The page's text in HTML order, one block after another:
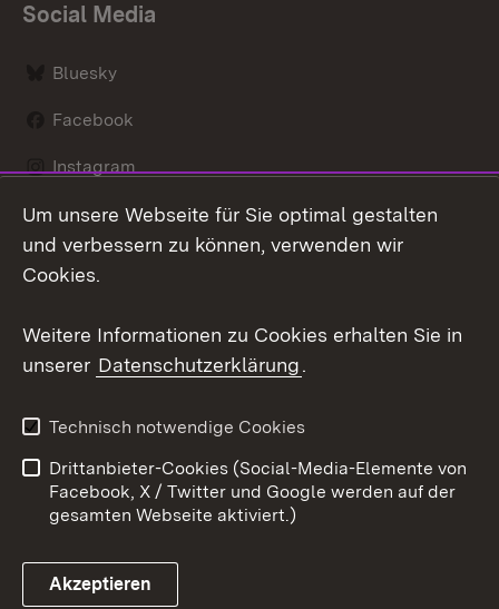
Social Media
Bluesky
Facebook
Instagram
LinkedIn
Link zum Landesportal
Datenschutz
Barrierefreiheit
Impressum
Cookies
Um unsere Webseite für Sie optimal gestalten
und verbessern zu können, verwenden wir
Cookies.
Weitere Informationen zu Cookies erhalten Sie in
unserer Datenschutzerklärung.
Technisch notwendige Cookies
Drittanbieter-Cookies (Social-Media-Elemente von
Facebook, X / Twitter und Google werden auf der
gesamten Webseite aktiviert.)
Akzeptieren